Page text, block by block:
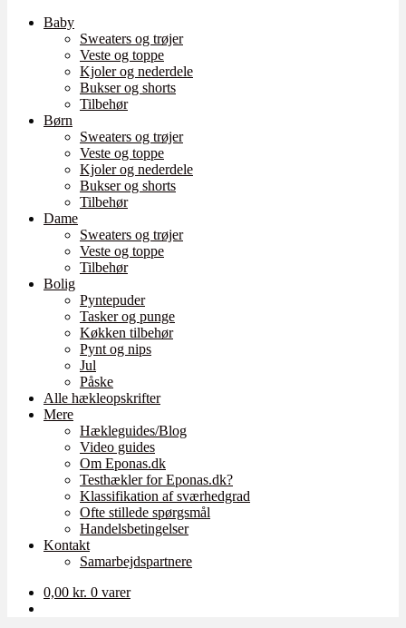
Baby
Sweaters og trøjer
Veste og toppe
Kjoler og nederdele
Bukser og shorts
Tilbehør
Børn
Sweaters og trøjer
Veste og toppe
Kjoler og nederdele
Bukser og shorts
Tilbehør
Dame
Sweaters og trøjer
Veste og toppe
Tilbehør
Bolig
Pyntepuder
Tasker og punge
Køkken tilbehør
Pynt og nips
Jul
Påske
Alle hækleopskrifter
Mere
Hækleguides/Blog
Video guides
Om Eponas.dk
Testhækler for Eponas.dk?
Klassifikation af sværhedgrad
Ofte stillede spørgsmål
Handelsbetingelser
Kontakt
Samarbejdspartnere
0,00 kr. 0 varer